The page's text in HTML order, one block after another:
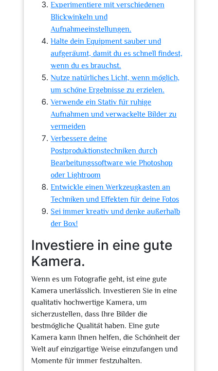
Experimentiere mit verschiedenen
Blickwinkeln und
Aufnahmeeinstellungen.
Halte dein Equipment sauber und
aufgeräumt, damit du es schnell findest,
wenn du es brauchst.
Nutze natürliches Licht, wenn möglich,
um schöne Ergebnisse zu erzielen.
Verwende ein Stativ für ruhige
Aufnahmen und verwackelte Bilder zu
vermeiden
Verbessere deine
Postproduktionstechniken durch
Bearbeitungssoftware wie Photoshop
oder Lightroom
Entwickle einen Werkzeugkasten an
Techniken und Effekten für deine Fotos
Sei immer kreativ und denke außerhalb
der Box!
Investiere in eine gute
Kamera.
Wenn es um Fotografie geht, ist eine gute
Kamera unerlässlich. Investieren Sie in eine
qualitativ hochwertige Kamera, um
sicherzustellen, dass Ihre Bilder die
bestmögliche Qualität haben. Eine gute
Kamera kann Ihnen helfen, die Schönheit der
Welt auf einzigartige Weise einzufangen und
Momente für immer festzuhalten.